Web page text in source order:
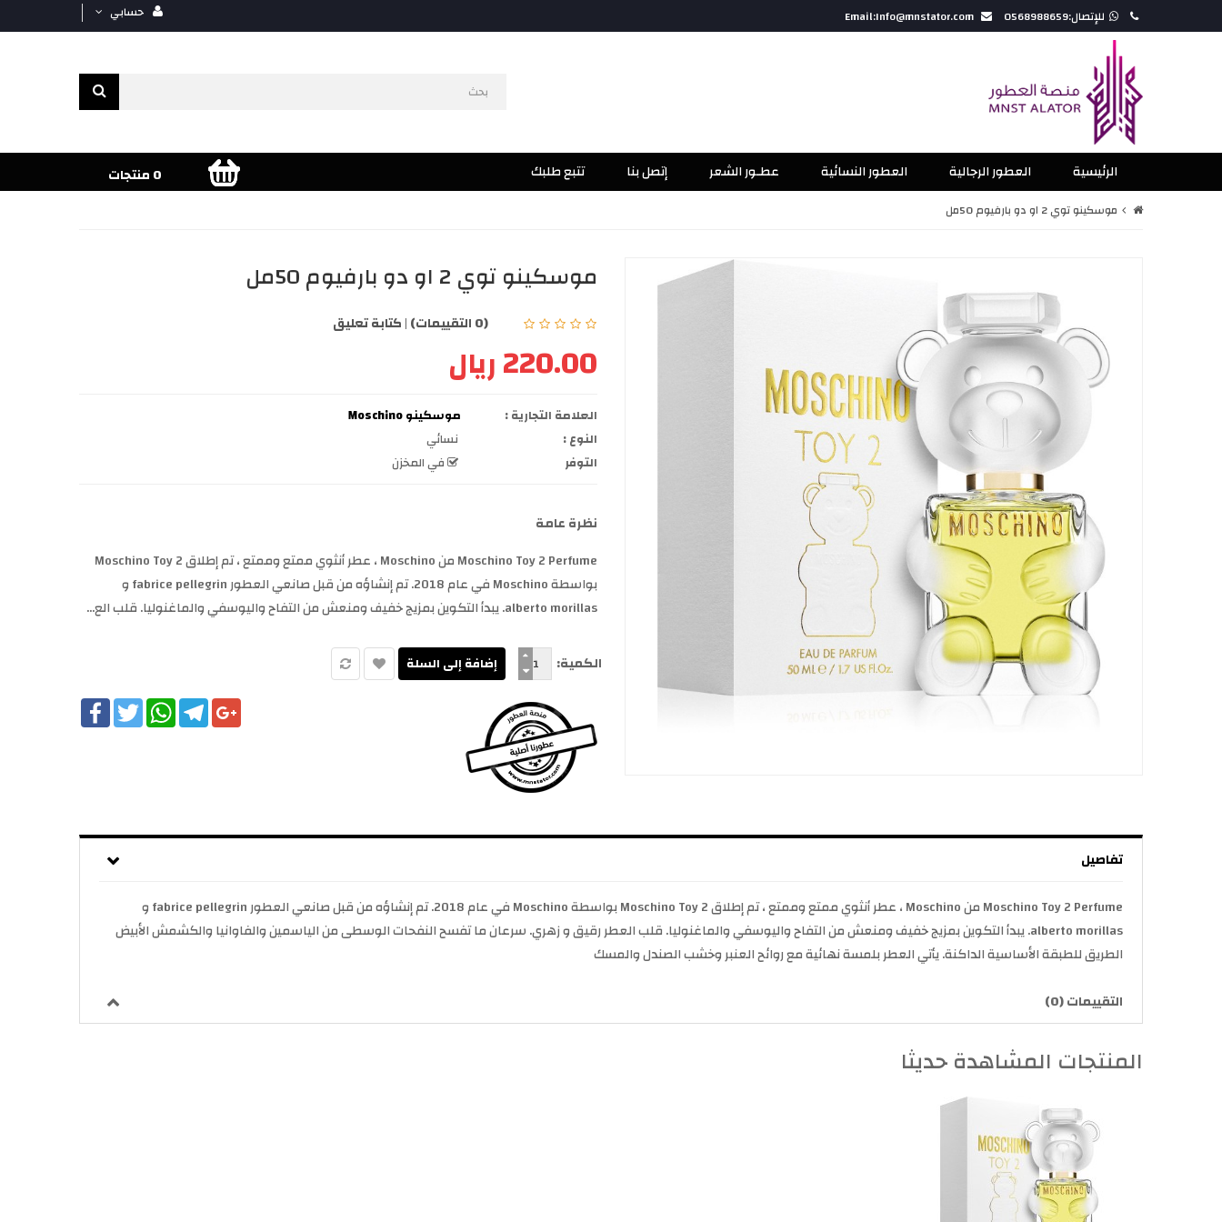
للإتصال:0568988659 حسابي
الرئيسية العطور الرجالية العطور النسائية عطـور الشعر إتصل بنا تتبع طلبك 0 منتجات
موسكينو توي 2 او دو بارفيوم 50مل
موسكينو توي 2 او دو بارفيوم 50مل
(0 التقييمات) |كتابة تعليق
220.00 ريال
العلامة التجارية :
موسكينو Moschino
النوع :
نسائي
التوفر
في المخزن
نظرة عامة
Moschino Toy 2 Perfume من Moschino ، عطر أنثوي ممتع وممتع ، تم إطلاق Moschino Toy 2
بواسطة Moschino في عام 2018. تم إنشاؤه من قبل صانعي العطور fabrice pellegrin و
alberto morillas. يبدأ التكوين بمزيج خفيف ومنعش من التفاح واليوسفي والماغنوليا. قلب الع...
الكمية:
FacebookTwitter
WhatsAppTelegramGoogle+
تفاصيل
Moschino Toy 2 Perfume من Moschino ، عطر أنثوي ممتع وممتع ، تم إطلاق Moschino Toy 2 بواسطة Moschino في عام 2018. تم إنشاؤه من قبل صانعي العطور fabrice pellegrin و
alberto morillas. يبدأ التكوين بمزيج خفيف ومنعش من التفاح واليوسفي والماغنوليا. قلب العطر رقيق و زهري. سرعان ما تفسح النفحات الوسطى من الياسمين والفاوانيا والكشمش الأبيض
الطريق للطبقة الأساسية الداكنة. يأتي العطر بلمسة نهائية مع روائح العنبر وخشب الصندل والمسك
التقييمات (0)
المنتجات المشاهدة حديثا